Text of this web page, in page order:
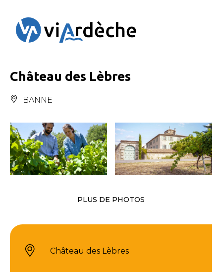
Château des Lèbres
BANNE
PLUS DE PHOTOS
Château des Lèbres